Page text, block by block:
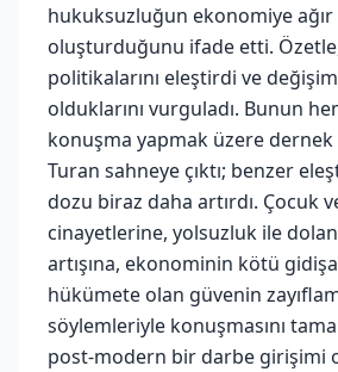
hukuksuzluğun ekonomiye
oluşturduğunu ifade etti.
politikalarını eleştirdi ve
olduklarını vurguladı. Bunun
konuşma yapmak üzere dernek
Turan sahneye çıktı; benzer
dozu biraz daha artırdı. Çocuk
cinayetlerine, yolsuzluk ile
artışına, ekonominin kötü
hükümete olan güvenin
söylemleriyle konuşmasını
post-modern bir darbe girişimi